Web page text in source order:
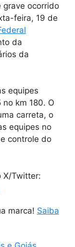
grave ocorrido
feira, 19 de
da
da
equipes
km 180. O
carreta, o
equipes no
controle do
X/Twitter:
marca! Saiba